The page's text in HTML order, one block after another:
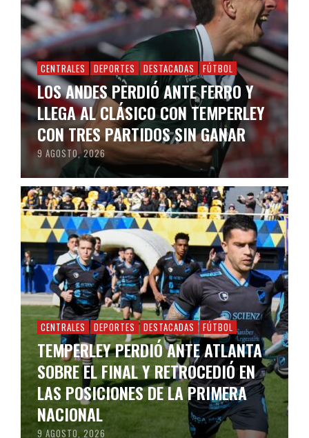
CENTRALES DEPORTES DESTACADAS FÚTBOL
LOS ANDES PERDIÓ ANTE FERRO Y
LLEGA AL CLÁSICO CON TEMPERLEY
CON TRES PARTIDOS SIN GANAR
9 AGOSTO, 2026
CENTRALES DEPORTES DESTACADAS FÚTBOL
TEMPERLEY PERDIÓ ANTE ATLANTA
SOBRE EL FINAL Y RETROCEDIÓ EN
LAS POSICIONES DE LA PRIMERA
NACIONAL
9 AGOSTO, 2026